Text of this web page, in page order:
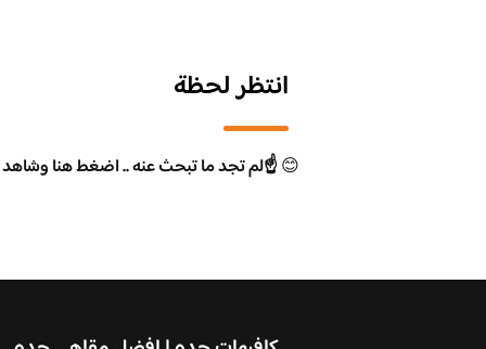
انتظر لحظة
😊☝️لم تجد ما تبحث عنه .. اضغط هنا وشاهد